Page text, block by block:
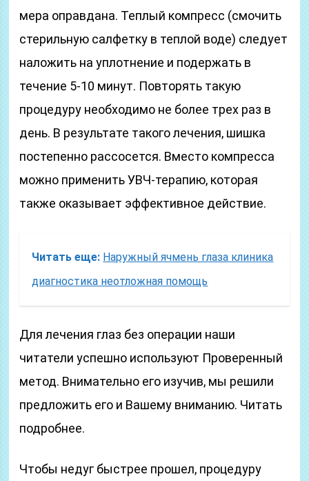
мера оправдана. Теплый компресс (смочить
стерильную салфетку в теплой воде) следует
наложить на уплотнение и подержать в
течение 5-10 минут. Повторять такую
процедуру необходимо не более трех раз в
день. В результате такого лечения, шишка
постепенно рассосется. Вместо компресса
можно применить УВЧ-терапию, которая
также оказывает эффективное действие.
Читать еще: Наружный ячмень глаза клиника
диагностика неотложная помощь
Для лечения глаз без операции наши
читатели успешно используют Проверенный
метод. Внимательно его изучив, мы решили
предложить его и Вашему вниманию. Читать
подробнее.
Чтобы недуг быстрее прошел, процедуру